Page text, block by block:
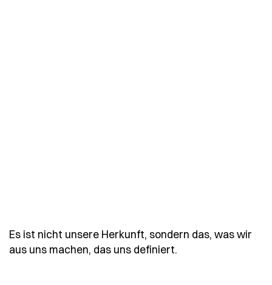
Es ist nicht unsere Herkunft, sondern das, was wir
aus uns machen, das uns definiert.